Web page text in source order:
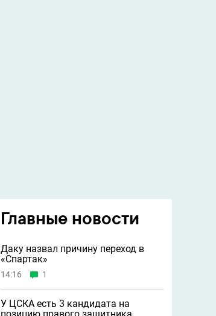
Главные новости
Даку назвал причину переход в
«Спартак»
14:16 1
У ЦСКА есть 3 кандидата на